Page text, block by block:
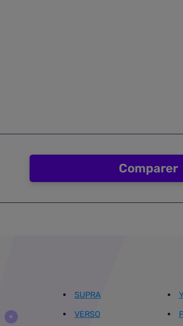
Comparer
SUPRA
VERSO